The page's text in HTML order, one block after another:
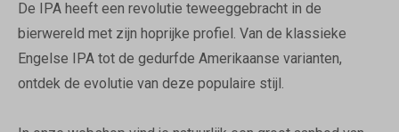
De IPA heeft een revolutie teweeggebracht in de
bierwereld met zijn hoprijke profiel. Van de klassieke
Engelse IPA tot de gedurfde Amerikaanse varianten,
ontdek de evolutie van deze populaire stijl.